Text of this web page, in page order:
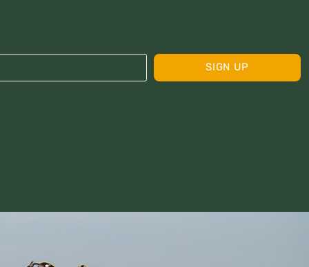
SIGN UP